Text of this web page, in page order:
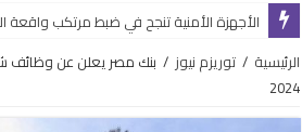
الأجهزة الأمنية تنجح في ضبط مرتكب واقعة
الرئيسية / توريزم نيوز /
2024